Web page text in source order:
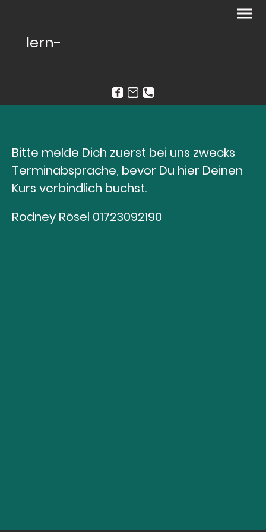
lern-
Bitte melde Dich zuerst bei uns zwecks
Terminabsprache, bevor Du hier Deinen
Kurs verbindlich buchst.
Rodney Rösel 01723092190